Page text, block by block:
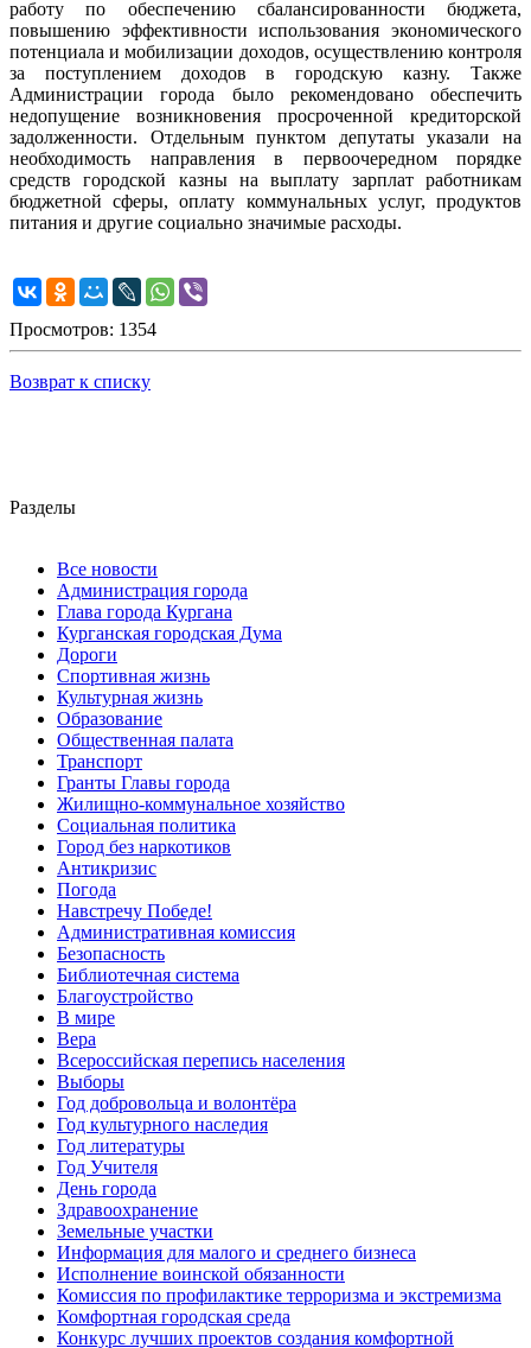
работу по обеспечению сбалансированности бюджета,
повышению эффективности использования экономического
потенциала и мобилизации доходов, осуществлению контроля
за поступлением доходов в городскую казну. Также
Администрации города было рекомендовано обеспечить
недопущение возникновения просроченной кредиторской
задолженности. Отдельным пунктом депутаты указали на
необходимость направления в первоочередном порядке
средств городской казны на выплату зарплат работникам
бюджетной сферы, оплату коммунальных услуг, продуктов
питания и другие социально значимые расходы.
Просмотров: 1354
Возврат к списку
Разделы
Все новости
Администрация города
Глава города Кургана
Курганская городская Дума
Дороги
Спортивная жизнь
Культурная жизнь
Образование
Общественная палата
Транспорт
Гранты Главы города
Жилищно-коммунальное хозяйство
Социальная политика
Город без наркотиков
Антикризис
Погода
Навстречу Победе!
Административная комиссия
Безопасность
Библиотечная система
Благоустройство
В мире
Вера
Всероссийская перепись населения
Выборы
Год добровольца и волонтёра
Год культурного наследия
Год литературы
Год Учителя
День города
Здравоохранение
Земельные участки
Информация для малого и среднего бизнеса
Исполнение воинской обязанности
Комиссия по профилактике терроризма и экстремизма
Комфортная городская среда
Конкурс лучших проектов создания комфортной